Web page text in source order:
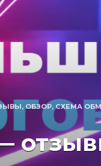
ОБЗОР, СХЕМА